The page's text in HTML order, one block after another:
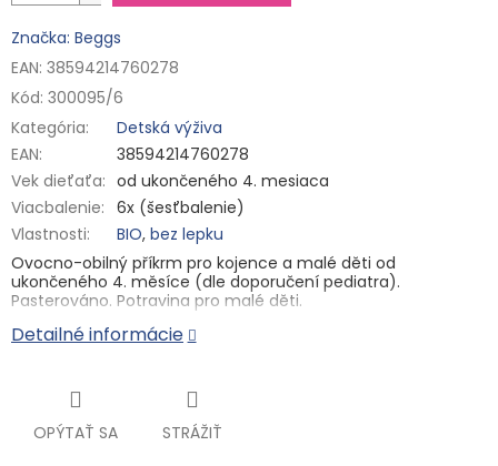
Značka: Beggs
EAN: 38594214760278
Kód: 300095/6
Kategória:
Detská výživa
EAN:
38594214760278
Vek dieťaťa: od ukončeného 4. mesiaca
Viacbalenie: 6x (šesťbalenie)
Vlastnosti: BIO, bez lepku
Ovocno-obilný příkrm pro kojence a malé děti od
ukončeného 4. měsíce (dle doporučení pediatra).
Pasterováno. Potravina pro malé děti.
Jogurt s lahodným banánem, pomerančovou šťávou a
zasytí každé malé bříško. V této BIO kapsičce nic dalšího
nehledejte. Snad jen kapku citronové šťávy s vitamínem C,
který přispívá k normální funkci imunitního systému.
Detailné informácie
OPÝTAŤ SA STRÁŽIŤ